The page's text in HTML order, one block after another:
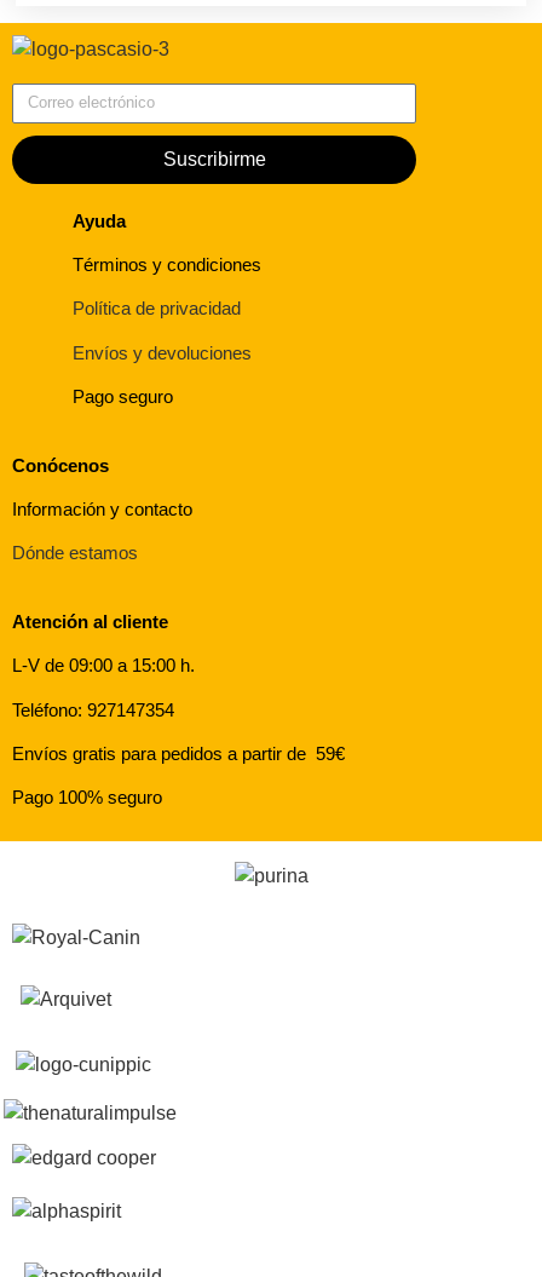
Suscribirme
Ayuda
Términos y condiciones
Política de privacidad
Envíos y devoluciones
Pago seguro
Conócenos
Información y contacto
Dónde estamos
Atención al cliente
L-V de 09:00 a 15:00 h.
Teléfono: 927147354
Envíos gratis para pedidos a partir de 59€
Pago 100% seguro